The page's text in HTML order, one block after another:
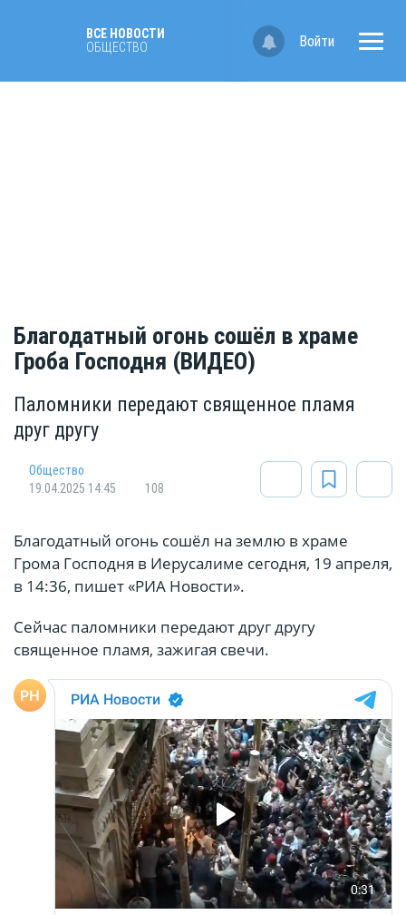
ВСЕ НОВОСТИ
ОБЩЕСТВО
Войти
Благодатный огонь сошёл в храме
Гроба Господня (ВИДЕО)
Паломники передают священное пламя
друг другу
Общество
19.04.2025 14:45
108
Благодатный огонь сошёл на землю в храме
Грома Господня в Иерусалиме сегодня, 19 апреля,
в 14:36, пишет «РИА Новости».
Сейчас паломники передают друг другу
священное пламя, зажигая свечи.